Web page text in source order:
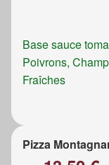
Base sauce
Poivrons,
Fraîches
Pizza